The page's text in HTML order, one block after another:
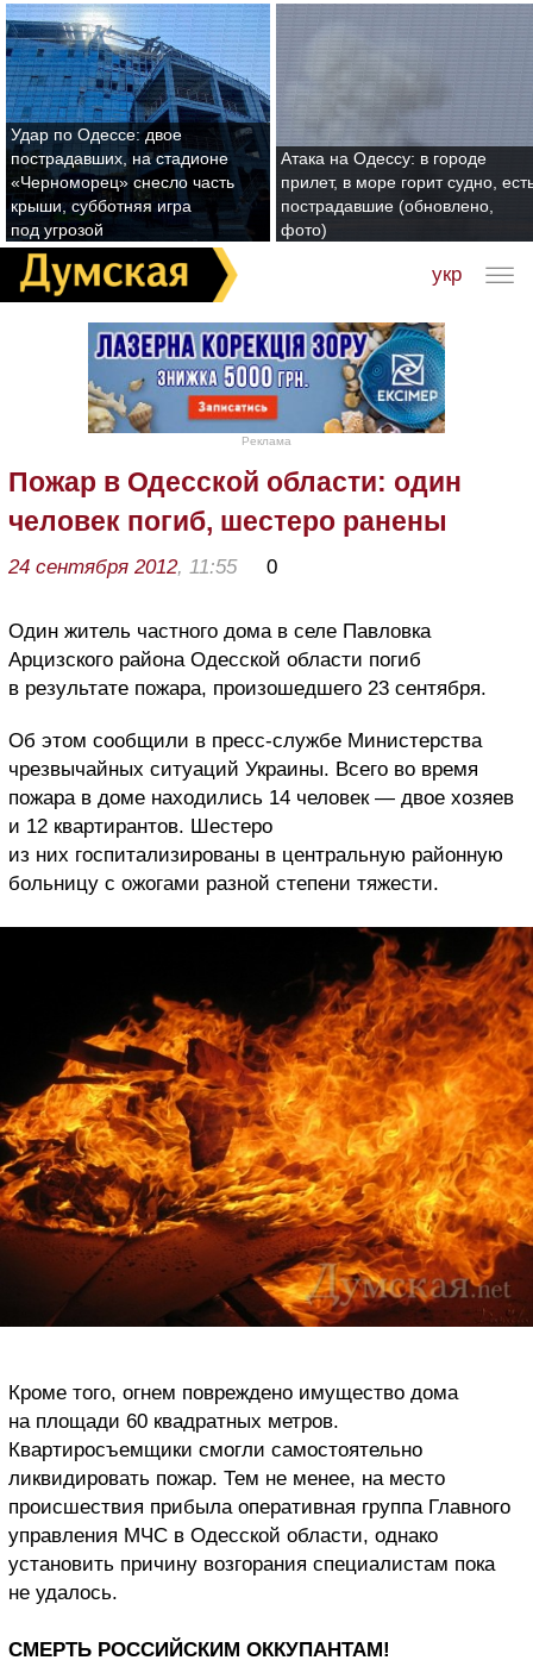
Удар по Одессе: двое
пострадавших, на стадионе
«Черноморец» снесло часть
крыши, субботняя игра
под угрозой
Атака на Одессу: в городе
прилет, в море горит судно,
пострадавшие (обновлено,
фото)
укр
Реклама
Пожар в Одесской области: один
человек погиб, шестеро ранены
24 сентября 2012, 11:55 0
Один житель частного дома в селе Павловка
Арцизского района Одесской области погиб
в результате пожара, произошедшего 23 сентября.
Об этом сообщили в пресс-службе Министерства
чрезвычайных ситуаций Украины. Всего во время
пожара в доме находились 14 человек — двое хозяев
и 12 квартирантов. Шестеро
из них госпитализированы в центральную районную
больницу с ожогами разной степени тяжести.
Кроме того, огнем повреждено имущество дома
на площади 60 квадратных метров.
Квартиросъемщики смогли самостоятельно
ликвидировать пожар. Тем не менее, на место
происшествия прибыла оперативная группа Главного
управления МЧС в Одесской области, однако
установить причину возгорания специалистам пока
не удалось.
СМЕРТЬ РОССИЙСКИМ ОККУПАНТАМ!